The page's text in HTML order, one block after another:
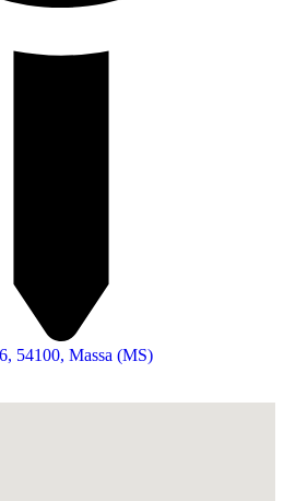
54100, Massa (MS)